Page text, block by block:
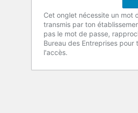
Cet onglet nécessite un mot
transmis par ton
pas le mot de passe,
Bureau des Entreprises pour
l'accès.